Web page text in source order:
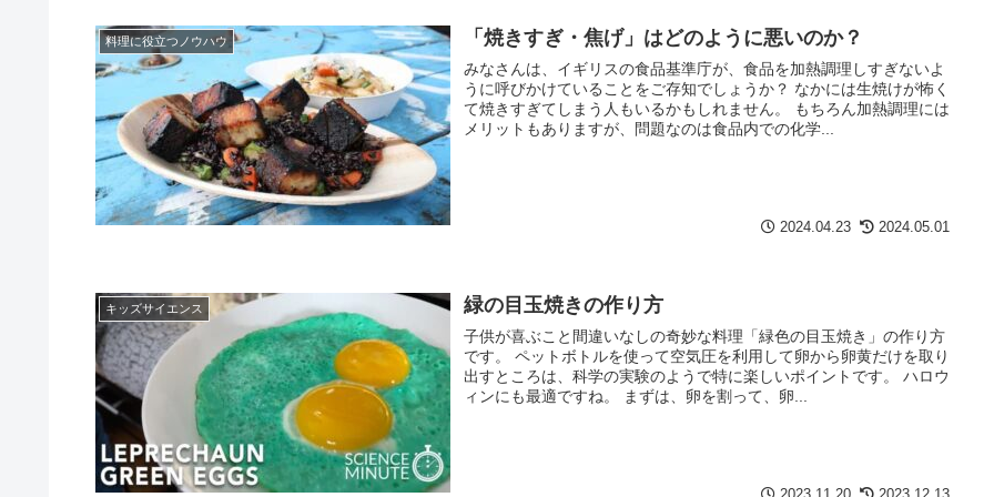
料理に役立つノウハウ 「焼きすぎ・焦げ」はどのように悪いのか？
みなさんは、イギリスの食品基準庁が、食品を加熱調理しすぎないよ
うに呼びかけていることをご存知でしょうか？ なかには生焼けが怖く
て焼きすぎてしまう人もいるかもしれません。 もちろん加熱調理には
メリットもありますが、問題なのは食品内での化学...
2024.04.23 2024.05.01
キッズサイエンス 緑の目玉焼きの作り方
子供が喜ぶこと間違いなしの奇妙な料理「緑色の目玉焼き」の作り方
です。 ペットボトルを使って空気圧を利用して卵から卵黄だけを取り
出すところは、科学の実験のようで特に楽しいポイントです。 ハロウ
ィンにも最適ですね。 まずは、卵を割って、卵...